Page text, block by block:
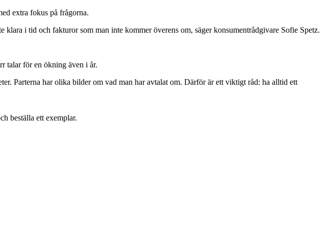
extra fokus på frågorna.
i tid och fakturor som man inte kommer överens om, säger konsumentrådgivare Sofie Spetz.
talar för en ökning även i år.
Parterna har olika bilder om vad man har avtalat om. Därför är ett viktigt råd: ha alltid ett
beställa ett exemplar.